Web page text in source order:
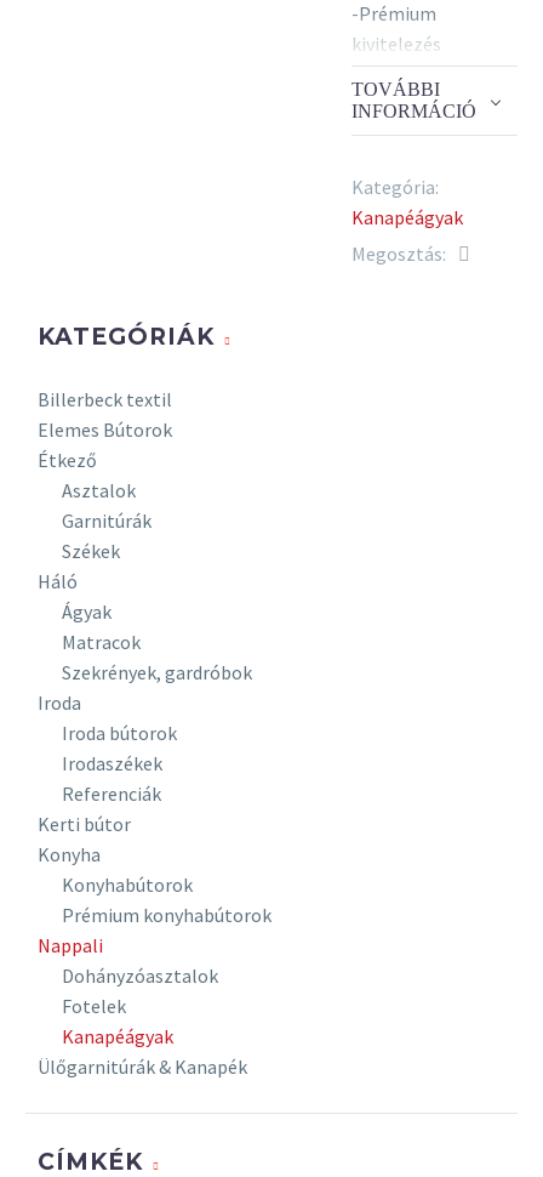
-Prémium
kivitelezés
Csak beltéri
használatra
Anyag
szövet
tűzések.
TOVÁBBI
INFORMÁCIÓ
Kategória:
Kanapéágyak
Megosztás:
KATEGÓRIÁK
Billerbeck textil
Elemes Bútorok
Étkező
Asztalok
Garnitúrák
Székek
Háló
Ágyak
Matracok
Szekrények, gardróbok
Iroda
Iroda bútorok
Irodaszékek
Referenciák
Kerti bútor
Konyha
Konyhabútorok
Prémium konyhabútorok
Nappali
Dohányzóasztalok
Fotelek
Kanapéágyak
Ülőgarnitúrák & Kanapék
CÍMKÉK